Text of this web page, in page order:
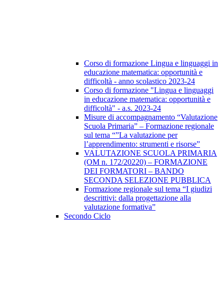
Corso di formazione Lingua e linguaggi in
educazione matematica: opportunità e
difficoltà - anno scolastico 2023-24
Corso di formazione "Lingua e linguaggi
in educazione matematica: opportunità e
difficoltà" - a.s. 2023-24
Misure di accompagnamento “Valutazione
Scuola Primaria” – Formazione regionale
sul tema “”La valutazione per
l’apprendimento: strumenti e risorse”
VALUTAZIONE SCUOLA PRIMARIA
(OM n. 172/20220) – FORMAZIONE
DEI FORMATORI – BANDO
SECONDA SELEZIONE PUBBLICA
Formazione regionale sul tema “I giudizi
descrittivi: dalla progettazione alla
valutazione formativa”
Secondo Ciclo